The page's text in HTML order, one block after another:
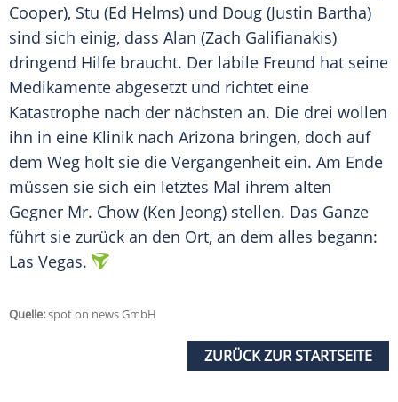
Cooper), Stu (Ed Helms) und Doug (Justin Bartha)
sind sich einig, dass Alan (Zach Galifianakis)
dringend Hilfe braucht. Der labile Freund hat seine
Medikamente abgesetzt und richtet eine
Katastrophe nach der nächsten an. Die drei wollen
ihn in eine Klinik nach Arizona bringen, doch auf
dem Weg holt sie die Vergangenheit ein. Am Ende
müssen sie sich ein letztes Mal ihrem alten
Gegner Mr. Chow (Ken Jeong) stellen. Das Ganze
führt sie zurück an den Ort, an dem alles begann:
Las Vegas.
Quelle:spot on news GmbH
ZURÜCK ZUR STARTSEITE